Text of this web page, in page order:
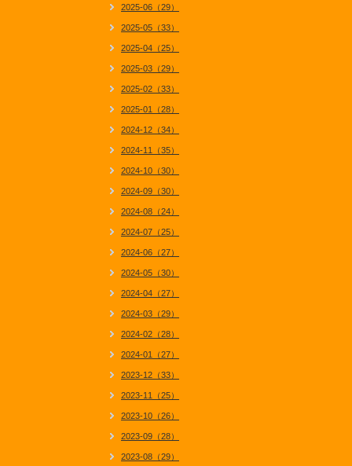
2025-06（29）
2025-05（33）
2025-04（25）
2025-03（29）
2025-02（33）
2025-01（28）
2024-12（34）
2024-11（35）
2024-10（30）
2024-09（30）
2024-08（24）
2024-07（25）
2024-06（27）
2024-05（30）
2024-04（27）
2024-03（29）
2024-02（28）
2024-01（27）
2023-12（33）
2023-11（25）
2023-10（26）
2023-09（28）
2023-08（29）